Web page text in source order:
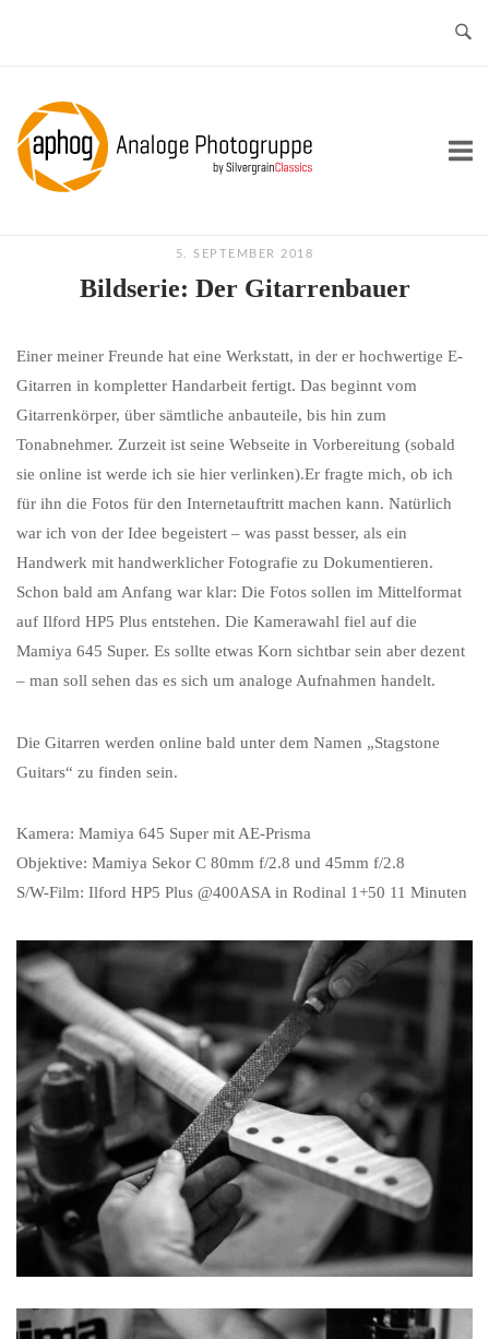
Home
5. SEPTEMBER 2018
Bildserie: Der Gitarrenbauer
Einer meiner Freunde hat eine Werkstatt, in der er hochwertige E-
Gitarren in kompletter Handarbeit fertigt. Das beginnt vom
Gitarrenkörper, über sämtliche anbauteile, bis hin zum
Tonabnehmer. Zurzeit ist seine Webseite in Vorbereitung (sobald
sie online ist werde ich sie hier verlinken).Er fragte mich, ob ich
für ihn die Fotos für den Internetauftritt machen kann. Natürlich
war ich von der Idee begeistert – was passt besser, als ein
Handwerk mit handwerklicher Fotografie zu Dokumentieren.
Schon bald am Anfang war klar: Die Fotos sollen im Mittelformat
auf Ilford HP5 Plus entstehen. Die Kamerawahl fiel auf die
Mamiya 645 Super. Es sollte etwas Korn sichtbar sein aber dezent
– man soll sehen das es sich um analoge Aufnahmen handelt.
Die Gitarren werden online bald unter dem Namen „Stagstone
Guitars“ zu finden sein.
Kamera: Mamiya 645 Super mit AE-Prisma
Objektive: Mamiya Sekor C 80mm f/2.8 und 45mm f/2.8
S/W-Film: Ilford HP5 Plus @400ASA in Rodinal 1+50 11 Minuten